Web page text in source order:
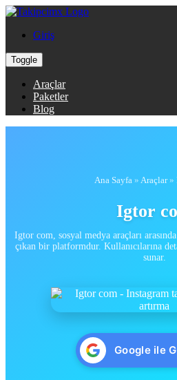
Giriş
Toggle
Araçlar
Paketler
Blog
Ana Sayfa» Araçlar»
Igtor
Igtor com, sosyal medya araçları
çıkan bir platformdur. Kullanıcılarına
sunar.
Google ile